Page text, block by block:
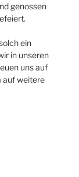
genossen
ein
in unseren
uns auf
auf weitere